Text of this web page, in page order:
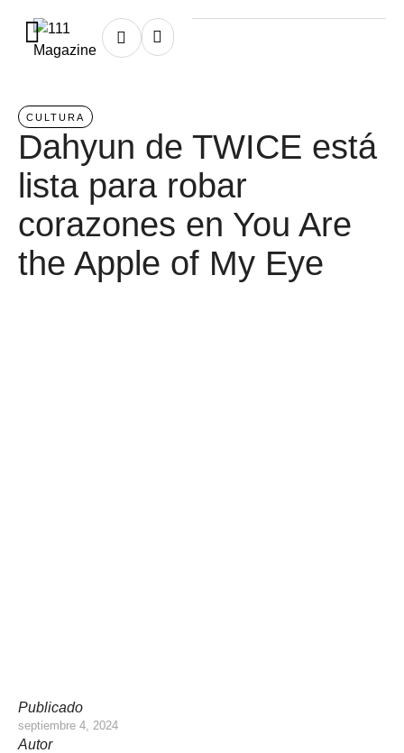
Home / indentity
CULTURA
Dahyun de TWICE está
lista para robar
corazones en You Are
the Apple of My Eye
Publicado
septiembre 4, 2024
Autor